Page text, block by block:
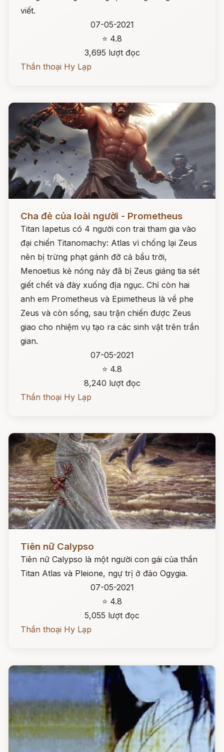
viết.
07-05-2021
⭐ 4.8
3,695 lượt đọc
Thần thoại Hy Lạp
Cha đẻ của loài người - Prometheus
Titan Iapetus có 4 người con trai tham gia vào
đại chiến Titanomachy: Atlas vì chống lại Zeus
nên bị trừng phạt gánh đỡ cả bầu trời,
Menoetius kẻ nóng nảy đã bị Zeus giáng tia sét
giết chết và đày xuống địa ngục. Chỉ còn hai
anh em Prometheus và Epimetheus là về phe
Zeus và còn sống, sau trận chiến được Zeus
giao cho nhiệm vụ tạo ra các sinh vật trên trần
gian.
07-05-2021
⭐ 4.8
8,240 lượt đọc
Thần thoại Hy Lạp
Tiên nữ Calypso
Tiên nữ Calypso là một người con gái của thần
Titan Atlas và Pleione, ngự trị ở đảo Ogygia.
07-05-2021
⭐ 4.8
5,055 lượt đọc
Thần thoại Hy Lạp